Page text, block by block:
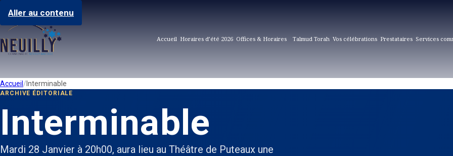
Aller au contenu
Accueil Horaires d’été 2026 Offices & Horaires Talmud Torah Vos célébrations Prestataires Services
Accueil Interminable
ARCHIVE ÉDITORIALE
Interminable
Mardi 28 Janvier à 20h00, aura lieu au Théâtre de Puteaux une